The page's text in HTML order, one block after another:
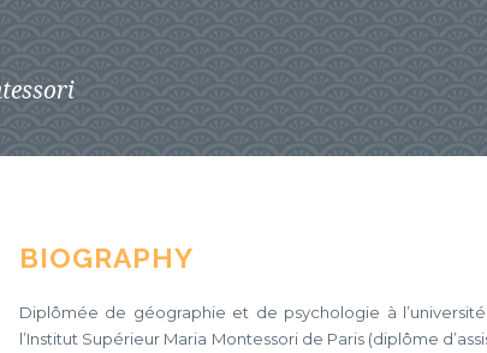
BIOGRAPHY
Diplômée de géographie et de psychologie à
l’Institut Supérieur Maria Montessori de Paris (diplôme